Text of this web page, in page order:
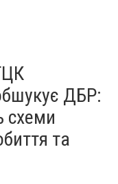
ДБР:
схеми
та